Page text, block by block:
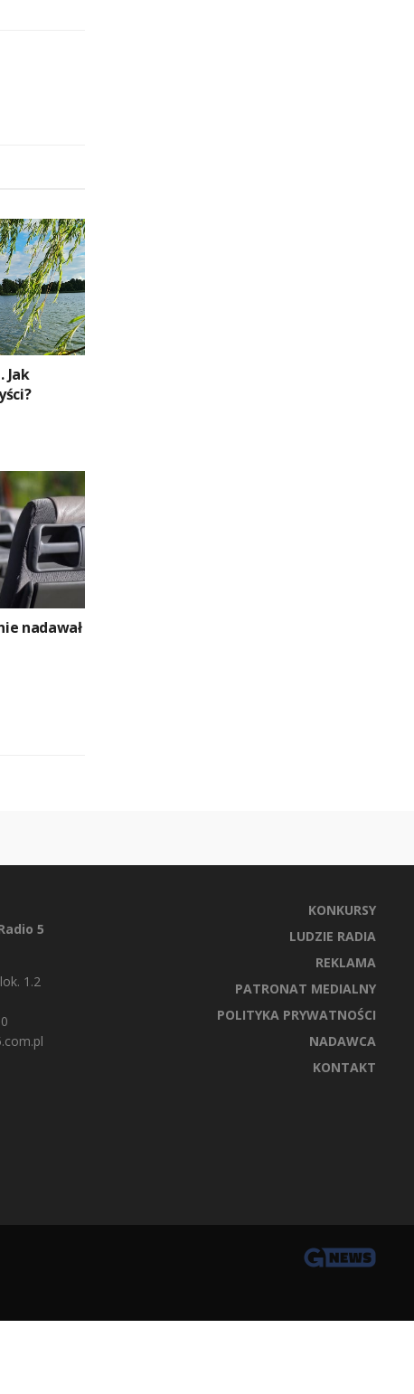
Jak
nadawał
5
1.2
KONKURSY
LUDZIE RADIA
REKLAMA
PATRONAT MEDIALNY
POLITYKA PRYWATNOŚCI
NADAWCA
KONTAKT